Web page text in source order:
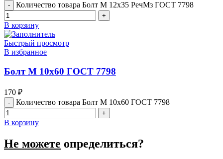
Количество товара Болт М 12х35 РечМз ГОСТ 7798
В корзину
Быстрый просмотр
В избранное
Болт М 10х60 ГОСТ 7798
170 ₽
Количество товара Болт М 10х60 ГОСТ 7798
В корзину
Не можете определиться?